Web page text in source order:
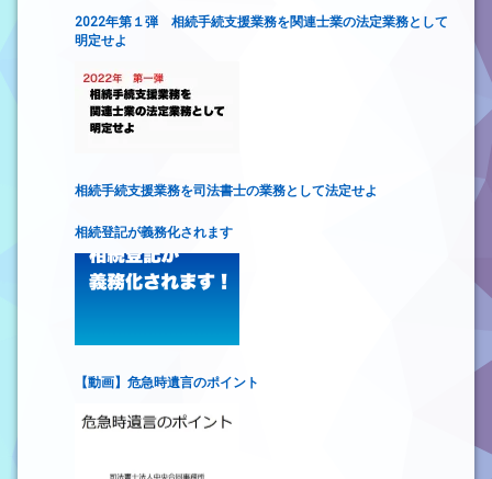
2022年第１弾 相続手続支援業務を関連士業の法定業務として
明定せよ
相続手続支援業務を司法書士の業務として法定せよ
相続登記が義務化されます
【動画】危急時遺言のポイント